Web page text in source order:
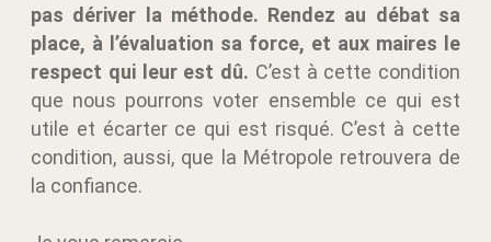
pas dériver la méthode. Rendez au débat sa
place, à l’évaluation sa force, et aux maires le
respect qui leur est dû. C’est à cette condition
que nous pourrons voter ensemble ce qui est
utile et écarter ce qui est risqué. C’est à cette
condition, aussi, que la Métropole retrouvera de
la confiance.